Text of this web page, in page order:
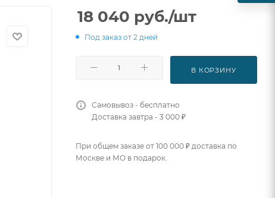
18 040 руб./шт
Под заказ от 2 дней
В КОРЗИНУ
Самовывоз - бесплатно
Доставка завтра - 3 000 ₽
При общем заказе от 100 000 ₽ доставка по
Москве и МО в подарок.